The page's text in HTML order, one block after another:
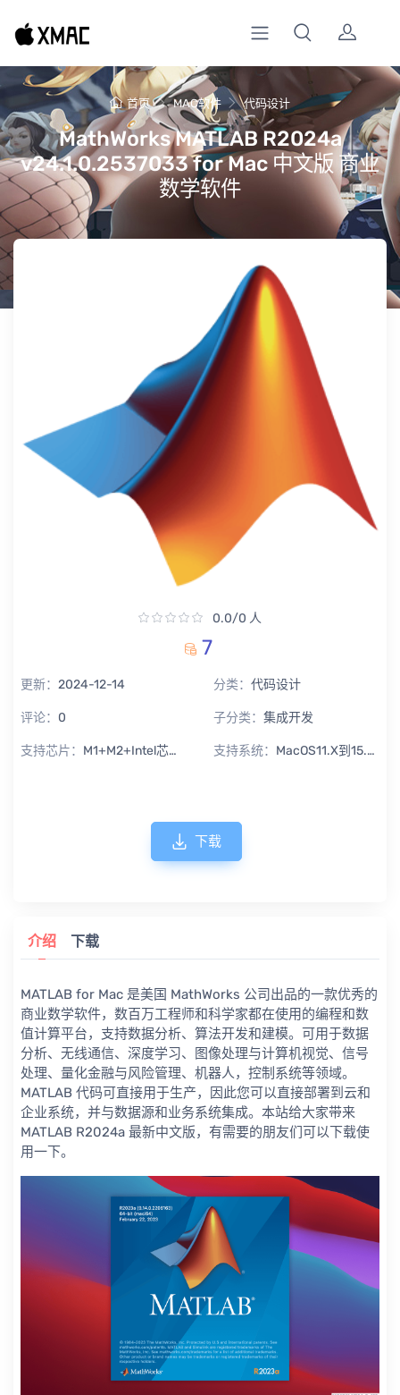
首页 MAC软件 代码设计
MathWorks MATLAB R2024a
v24.1.0.2537033 for Mac 中文版 商业
数学软件
0.0/0 人
7
更新： 2024-12-14 分类： 代码设计
评论： 0 子分类： 集成开发
支持芯片： M1+M2+Intel芯片通用 支持系统： MacOS11.X到15.X Sequoia
下载
介绍 下载
MATLAB for Mac 是美国 MathWorks 公司出品的一款优秀的
商业数学软件，数百万工程师和科学家都在使用的编程和数
值计算平台，支持数据分析、算法开发和建模。可用于数据
分析、无线通信、深度学习、图像处理与计算机视觉、信号
处理、量化金融与风险管理、机器人，控制系统等领域。
MATLAB 代码可直接用于生产，因此您可以直接部署到云和
企业系统，并与数据源和业务系统集成。本站给大家带来
MATLAB R2024a 最新中文版，有需要的朋友们可以下载使
用一下。